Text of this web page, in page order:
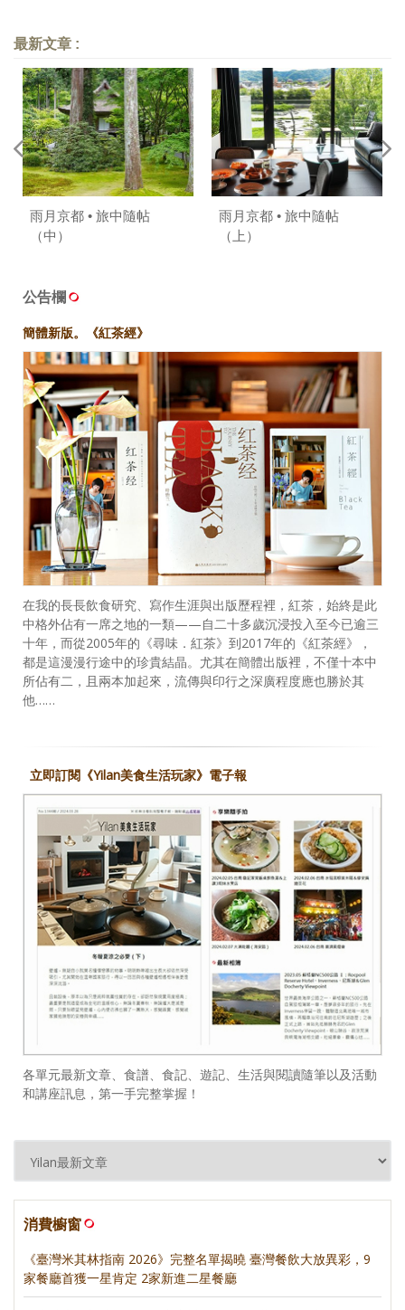
最新文章 :
雨月京都 • 旅中隨帖
（中）
雨月京都 • 旅中隨帖
（上）
公告欄
簡體新版。《紅茶經》
在我的長長飲食研究、寫作生涯與出版歷程裡，紅茶，始終是此
中格外佔有一席之地的一類——自二十多歲沉浸投入至今已逾三
十年，而從2005年的《尋味．紅茶》到2017年的《紅茶經》，
都是這漫漫行途中的珍貴結晶。尤其在簡體出版裡，不僅十本中
所佔有二，且兩本加起來，流傳與印行之深廣程度應也勝於其
他……
立即訂閱《Yilan美食生活玩家》電子報
各單元最新文章、食譜、食記、遊記、生活與閱讀隨筆以及活動
和講座訊息，第一手完整掌握！
消費櫥窗
《臺灣米其林指南 2026》完整名單揭曉 臺灣餐飲大放異彩，9
家餐廳首獲一星肯定 2家新進二星餐廳